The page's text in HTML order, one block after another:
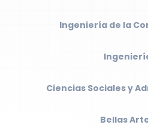
Ingeniería de la
Ciencias Sociales y
Bellas